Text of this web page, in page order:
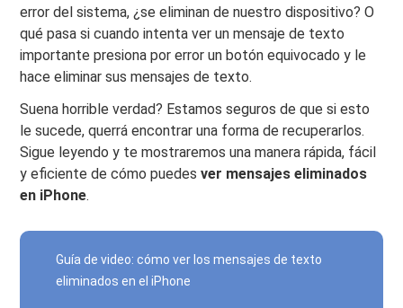
error del sistema, ¿se eliminan de nuestro dispositivo? O
qué pasa si cuando intenta ver un mensaje de texto
importante presiona por error un botón equivocado y le
hace eliminar sus mensajes de texto.
Suena horrible verdad? Estamos seguros de que si esto
le sucede, querrá encontrar una forma de recuperarlos.
Sigue leyendo y te mostraremos una manera rápida, fácil
y eficiente de cómo puedesver mensajes eliminados
en iPhone.
Guía de video: cómo ver los mensajes de texto
eliminados en el iPhone